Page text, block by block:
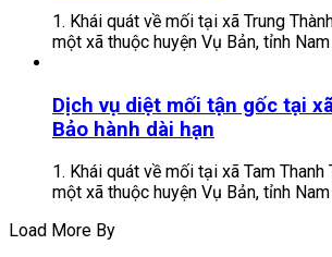
1. Khái quát về mối tại xã Trung
một xã thuộc huyện Vụ Bản, tỉnh
Dịch vụ diệt mối tận gốc tại
Bảo hành dài hạn
1. Khái quát về mối tại xã Tam Thanh
một xã thuộc huyện Vụ Bản, tỉnh
Load More By